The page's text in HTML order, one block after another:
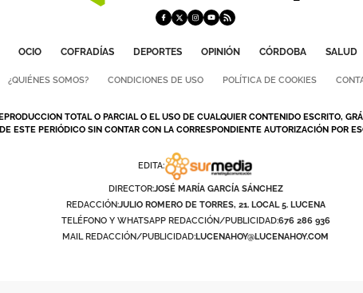
OCIO COFRADÍAS DEPORTES OPINIÓN CÓRDOBA SALUD
¿QUIÉNES SOMOS? CONDICIONES DE USO POLÍTICA DE COOKIES
TOTAL O PARCIAL O EL USO DE CUALQUIER CONTENIDO ESCRITO,
ESTE PERIÓDICO SIN CONTAR CON LA CORRESPONDIENTE AUTORIZACIÓN POR
EDITA:
DIRECTOR:JOSÉ MARÍA GARCÍA SÁNCHEZ
REDACCIÓN:JULIO ROMERO DE TORRES, 21. LOCAL 5. LUCENA
TELÉFONO Y WHATSAPP REDACCIÓN/PUBLICIDAD:676 286 936
MAIL REDACCIÓN/PUBLICIDAD:LUCENAHOY@LUCENAHOY.COM